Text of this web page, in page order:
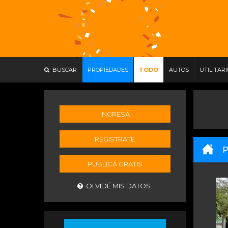
BUSCAR PROPIEDADES TODO AUTOS
INGRESÁ
REGISTRATE
PUBLICÁ GRATIS
OLVIDÉ MIS DATOS.